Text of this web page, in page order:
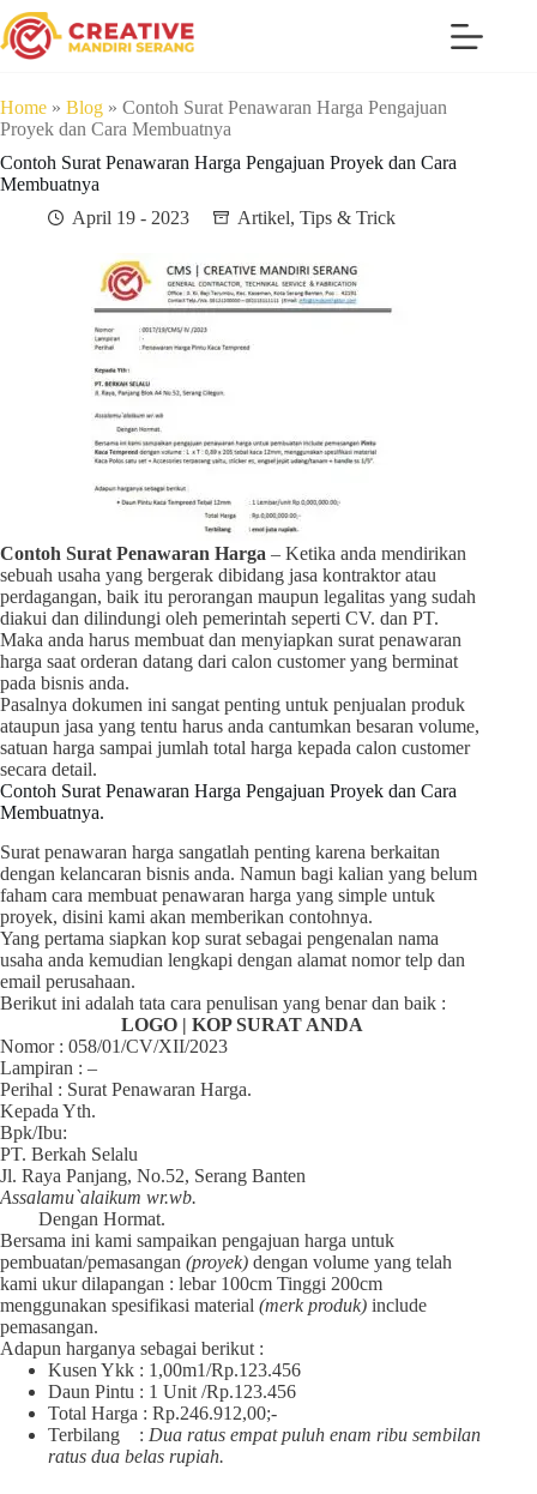
Home » Blog » Contoh Surat Penawaran Harga Pengajuan
Proyek dan Cara Membuatnya
Contoh Surat Penawaran Harga Pengajuan Proyek dan Cara
Membuatnya
April 19 - 2023
Artikel, Tips & Trick
Contoh Surat Penawaran Harga – Ketika anda mendirikan
sebuah usaha yang bergerak dibidang jasa kontraktor atau
perdagangan, baik itu perorangan maupun legalitas yang sudah
diakui dan dilindungi oleh pemerintah seperti CV. dan PT.
Maka anda harus membuat dan menyiapkan surat penawaran
harga saat orderan datang dari calon customer yang berminat
pada bisnis anda.
Pasalnya dokumen ini sangat penting untuk penjualan produk
ataupun jasa yang tentu harus anda cantumkan besaran volume,
satuan harga sampai jumlah total harga kepada calon customer
secara detail.
Contoh Surat Penawaran Harga Pengajuan Proyek dan Cara
Membuatnya.
Surat penawaran harga sangatlah penting karena berkaitan
dengan kelancaran bisnis anda. Namun bagi kalian yang belum
faham cara membuat penawaran harga yang simple untuk
proyek, disini kami akan memberikan contohnya.
Yang pertama siapkan kop surat sebagai pengenalan nama
usaha anda kemudian lengkapi dengan alamat nomor telp dan
email perusahaan.
Berikut ini adalah tata cara penulisan yang benar dan baik :
LOGO | KOP SURAT ANDA
Nomor : 058/01/CV/XII/2023
Lampiran : –
Perihal : Surat Penawaran Harga.
Kepada Yth.
Bpk/Ibu:
PT. Berkah Selalu
Jl. Raya Panjang, No.52, Serang Banten
Assalamu`alaikum wr.wb.
Dengan Hormat.
Bersama ini kami sampaikan pengajuan harga untuk
pembuatan/pemasangan (proyek) dengan volume yang telah
kami ukur dilapangan : lebar 100cm Tinggi 200cm
menggunakan spesifikasi material (merk produk) include
pemasangan.
Adapun harganya sebagai berikut :
Kusen Ykk : 1,00m1/Rp.123.456
Daun Pintu : 1 Unit /Rp.123.456
Total Harga : Rp.246.912,00;-
Terbilang : Dua ratus empat puluh enam ribu sembilan
ratus dua belas rupiah.